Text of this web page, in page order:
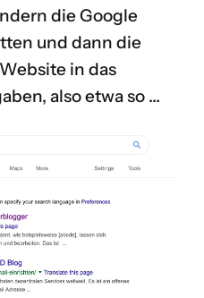
die Google
und dann die
in das
also etwa so …